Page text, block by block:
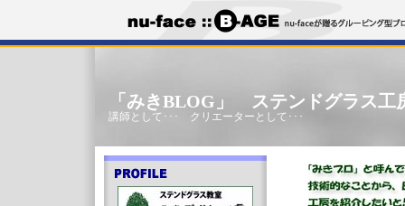
「みきBLOG」 ステンドグラス工
講師として･･･ クリエーターとして･･･